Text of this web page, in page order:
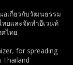
อเกี่ยวกับวัฒนธรรม
ยและจัดทำอีเวนท์
ไทย
for spreading
Thailand